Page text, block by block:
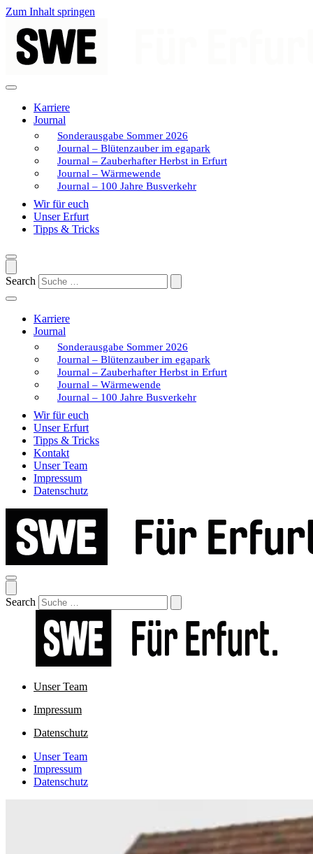
Zum Inhalt springen
Karriere
Journal
Sonderausgabe Sommer 2026
Journal – Blütenzauber im egapark
Journal – Zauberhafter Herbst in Erfurt
Journal – Wärmewende
Journal – 100 Jahre Busverkehr
Wir für euch
Unser Erfurt
Tipps & Tricks
Search
Karriere
Journal
Sonderausgabe Sommer 2026
Journal – Blütenzauber im egapark
Journal – Zauberhafter Herbst in Erfurt
Journal – Wärmewende
Journal – 100 Jahre Busverkehr
Wir für euch
Unser Erfurt
Tipps & Tricks
Kontakt
Unser Team
Impressum
Datenschutz
Search
Unser Team
Impressum
Datenschutz
Unser Team
Impressum
Datenschutz